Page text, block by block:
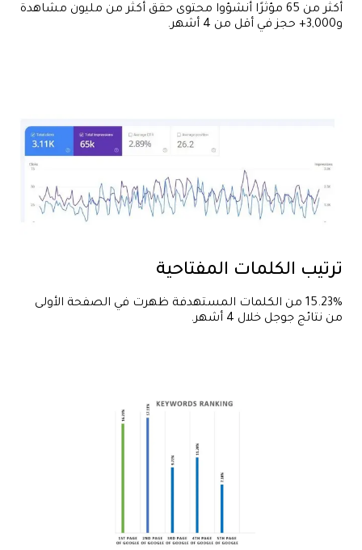
أكثر من 65 مؤثرًا أنشؤوا محتوى حقق أكثر من مليون مشاهدة
و3,000+ حجز في أقل من 4 أشهر.
ترتيب الكلمات المفتاحية
15.23% من الكلمات المستهدفة ظهرت في الصفحة الأولى
من نتائج جوجل خلال 4 أشهر.